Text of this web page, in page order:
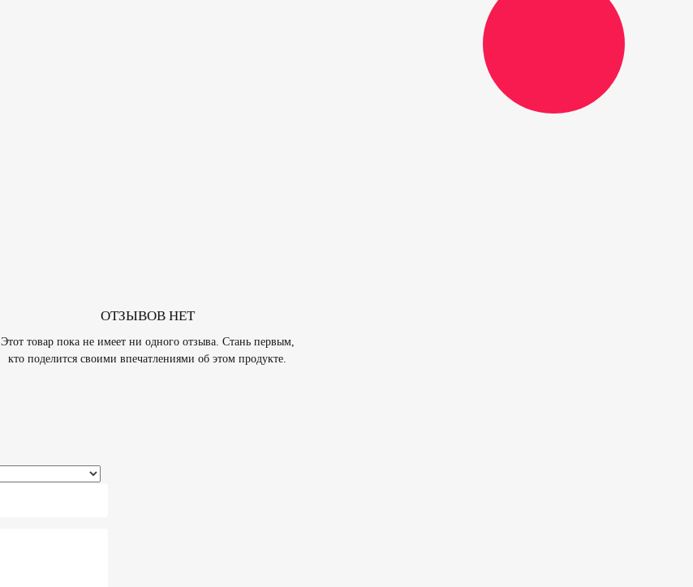
ОТЗЫВОВ НЕТ
Этот товар пока не имеет ни одного отзыва. Стань первым,
кто поделится своими впечатлениями об этом продукте.